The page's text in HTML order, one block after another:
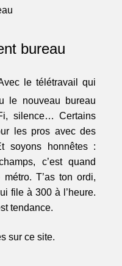
bureau
le télétravail qui
le nouveau bureau
silence… Certains
les pros avec des
soyons honnêtes :
c’est quand
T’as ton ordi,
file à 300 à l’heure.
tendance.
sur ce site.